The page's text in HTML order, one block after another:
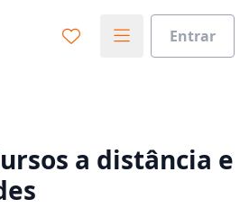
Entrar
ideal para seus estudos
a distância e